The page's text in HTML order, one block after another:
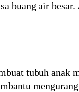
buang air besar.
tubuh anak